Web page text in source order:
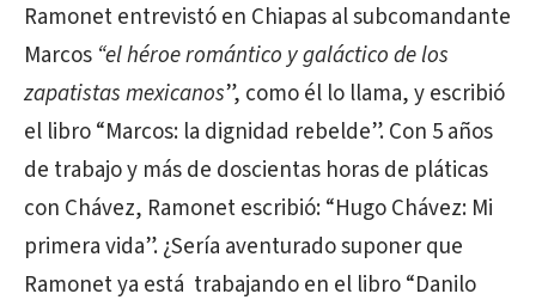
Ramonet entrevistó en Chiapas al subcomandante
Marcos “el héroe romántico y galáctico de los
zapatistas mexicanos”, como él lo llama, y escribió
el libro “Marcos: la dignidad rebelde”. Con 5 años
de trabajo y más de doscientas horas de pláticas
con Chávez, Ramonet escribió: “Hugo Chávez: Mi
primera vida”.¿Sería aventurado suponer que
Ramonet ya está trabajando en el libro “Danilo